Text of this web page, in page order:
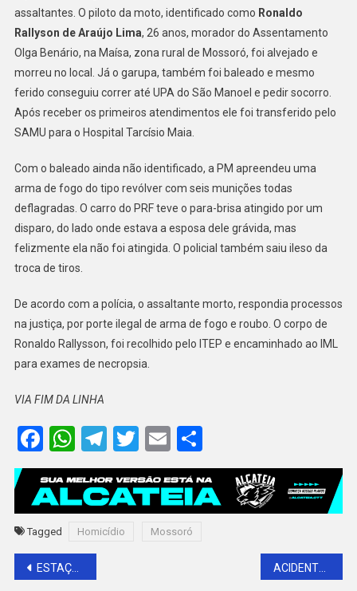
assaltantes. O piloto da moto, identificado como Ronaldo
Rallyson de Araújo Lima, 26 anos, morador do Assentamento
Olga Benário, na Maísa, zona rural de Mossoró, foi alvejado e
morreu no local. Já o garupa, também foi baleado e mesmo
ferido conseguiu correr até UPA do São Manoel e pedir socorro.
Após receber os primeiros atendimentos ele foi transferido pelo
SAMU para o Hospital Tarcísio Maia.
Com o baleado ainda não identificado, a PM apreendeu uma
arma de fogo do tipo revólver com seis munições todas
deflagradas. O carro do PRF teve o para-brisa atingido por um
disparo, do lado onde estava a esposa dele grávida, mas
felizmente ela não foi atingida. O policial também saiu ileso da
troca de tiros.
De acordo com a polícia, o assaltante morto, respondia processos
na justiça, por porte ilegal de arma de fogo e roubo. O corpo de
Ronaldo Rallysson, foi recolhido pelo ITEP e encaminhado ao IML
para exames de necropsia.
VIA FIM DA LINHA
Facebook
WhatsApp
Telegram
Twitter
EmailShare
Tagged Homicídio Mossoró
Navegação
ESTAÇÃO NATAL ABRES FESTEJOS NATALINOS EM MOSSORÓ ACIDENTE DE TRÂNSITO COM VÍTIMA FATAL EM BARAÚNA